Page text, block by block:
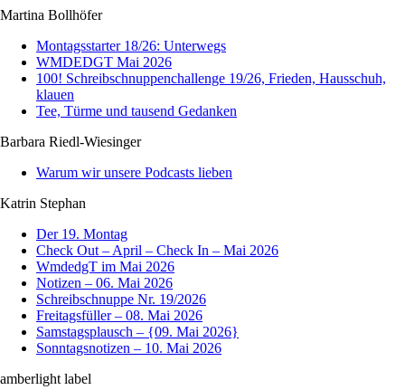
Martina Bollhöfer
Montagsstarter 18/26: Unterwegs
WMDEDGT Mai 2026
100! Schreibschnuppenchallenge 19/26, Frieden, Hausschuh,
klauen
Tee, Türme und tausend Gedanken
Barbara Riedl-Wiesinger
Warum wir unsere Podcasts lieben
Katrin Stephan
Der 19. Montag
Check Out – April – Check In – Mai 2026
WmdedgT im Mai 2026
Notizen – 06. Mai 2026
Schreibschnuppe Nr. 19/2026
Freitagsfüller – 08. Mai 2026
Samstagsplausch – {09. Mai 2026}
Sonntagsnotizen – 10. Mai 2026
amberlight label